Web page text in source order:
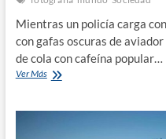
Mientras un policía carga
con gafas oscuras de
de cola con cafeína popular…
Ver MásEl